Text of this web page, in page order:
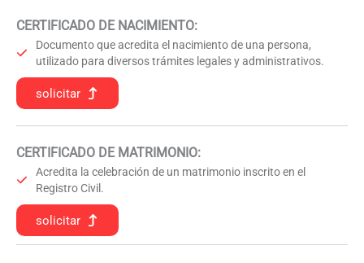
CERTIFICADO DE NACIMIENTO:
Documento que acredita el nacimiento de una persona,
utilizado para diversos trámites legales y administrativos.
solicitar
CERTIFICADO DE MATRIMONIO:
Acredita la celebración de un matrimonio inscrito en el
Registro Civil.
solicitar